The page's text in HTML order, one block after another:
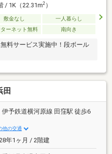
/ 1K（22.31m2）
敷金なし
一人暮らし
ーネット無料 南向き
料サービス実施中！段ボール
田
伊予鉄道横河原線 田窪駅 徒歩6
他の交通
年1ヶ月 / 2階建